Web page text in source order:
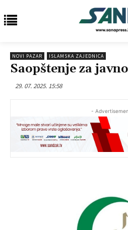
NOVI PAZAR ISLAMSKA ZAJEDNICA
Saopštenje za
29. 07. 2025. 15:58
-